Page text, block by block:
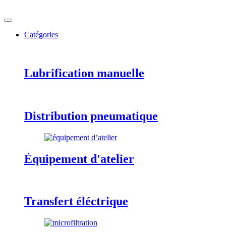
Catégories
Lubrification manuelle
Distribution pneumatique
Équipement d'atelier
Transfert éléctrique